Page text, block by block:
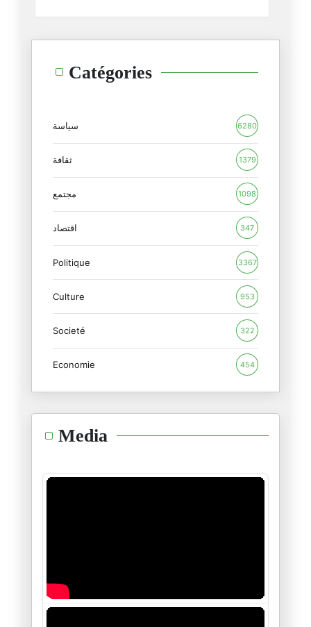
Catégories
سياسة 6280
ثقافة 1379
مجتمع 1098
اقتصاد 347
Politique 3367
Culture 953
Societé 322
Economie 454
Media